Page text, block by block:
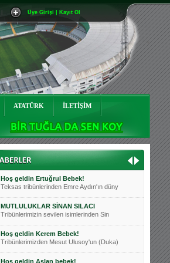
Üye Girişi | Kayıt Ol
ATATÜRK İLETİŞİM
Mutluluklar Ceyhun Tetik
Teksas tribünlerinin sevilen isimlerinde
Bursasporumuzun önü açılsın is
Teksaslı Bursasporlular Derneği Başkanı
Hoş geldin Alaz Bebek!
Teksas.org sistem yöneticisi, ekibimizin
Hoş geldin Göktuğ Bebek!
Teksas.org ekibimizden ve tribünlerimizi
Hoş geldin Kadir Kağan Bebek!
Teksas tribünlerinden Basri İleri'nin dü
Hoş geldin Ertuğrul Bebek!
Teksas tribünlerinden Emre Aydın'ın düny
MUTLULUKLAR SİNAN SILACI
Tribünlerimizin sevilen isimlerinden Sin
Hoş geldin Kerem Bebek!
Tribünlerimizden Mesut Ulusoy'un (Duka)
Hoş geldin Aslan bebek!